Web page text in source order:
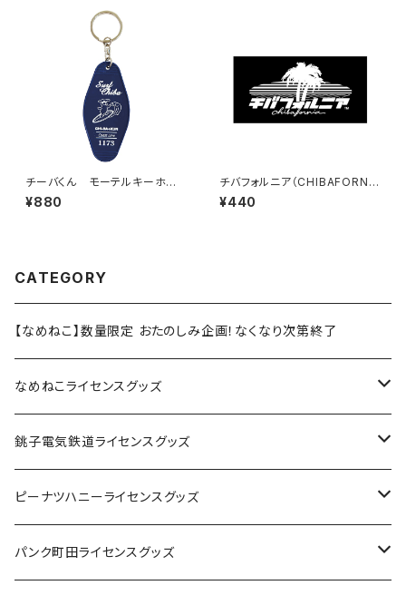
チーバくん モーテルキーホル
ダー design3
¥880
チバフォルニア（CHIBAFORNI
A）ステッカーB（Black）
¥440
CATEGORY
【なめねこ】数量限定 おたのしみ企画！なくなり次第終了
なめねこライセンスグッズ
Tシャツ
キャップ
ステッカー
銚子電気鉄道ライセンスグッズ
ステッカー
缶バッジ
ピーナツハニーライセンスグッズ
Tシャツ
パンク町田ライセンスグッズ